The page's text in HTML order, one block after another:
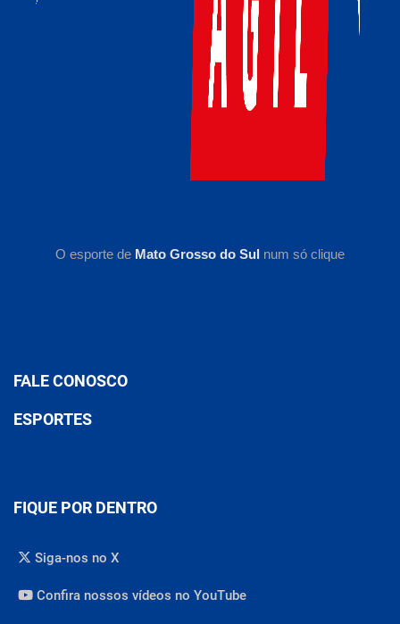
O esporte de Mato Grosso do Sul num só clique
FALE CONOSCO
ESPORTES
FIQUE POR DENTRO
Siga-nos no X
Confira nossos vídeos no YouTube